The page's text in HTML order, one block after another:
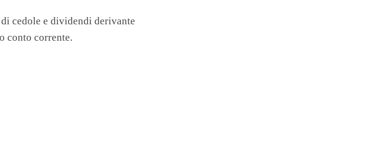
cedole e dividendi derivante
conto corrente.